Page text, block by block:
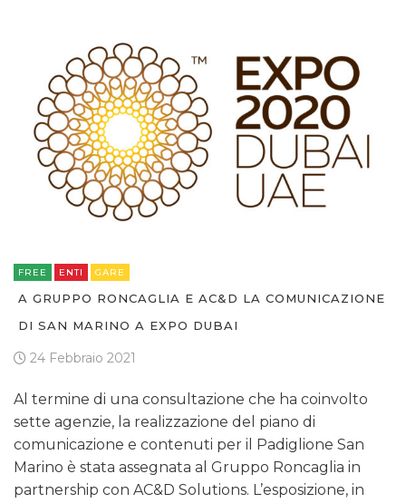
FREE ENTI GARE
A GRUPPO RONCAGLIA E AC&D LA COMUNICAZIONE
DI SAN MARINO A EXPO DUBAI
24 Febbraio 2021
Al termine di una consultazione che ha coinvolto
sette agenzie, la realizzazione del piano di
comunicazione e contenuti per il Padiglione San
Marino è stata assegnata al Gruppo Roncaglia in
partnership con AC&D Solutions. L’esposizione, in